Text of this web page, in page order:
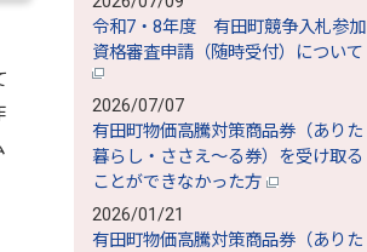
令和7・8年度 有田町競争入札参加
資格審査申請（随時受付）について
2026/07/07
有田町物価高騰対策商品券（ありた
暮らし・ささえ～る券）を受け取る
ことができなかった方
2026/01/21
有田町物価高騰対策商品券（ありた